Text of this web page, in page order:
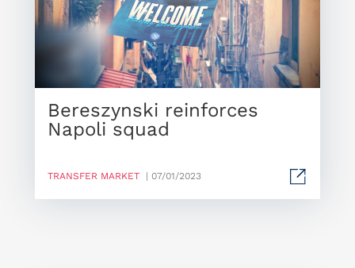
Bereszynski reinforces
Napoli squad
TRANSFER MARKET | 07/01/2023